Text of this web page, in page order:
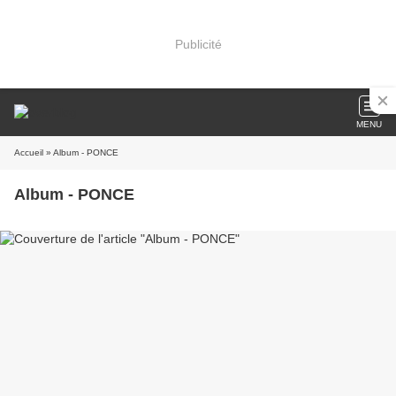
Publicité
MENU
Accueil » Album - PONCE
Album - PONCE